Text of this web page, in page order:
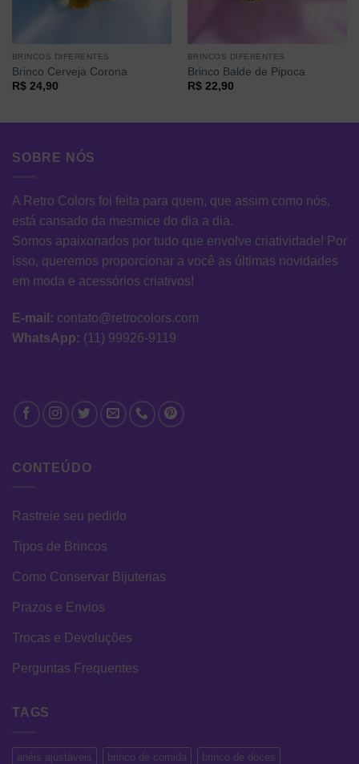
BRINCOS DIFERENTES
Brinco Cerveja Corona
R$24,90
BRINCOS DIFERENTES
Brinco Balde de Pipoca
R$22,90
SOBRE NÓS
A Retro Colors foi feita para quem, que assim como nós,
está cansado da mesmice do dia a dia.
Somos apaixonados por tudo que envolve criatividade! Por
isso, queremos proporcionar a você as últimas novidades
em moda e acessórios criativos!
E-mail: contato@retrocolors.com
WhatsApp: (11) 99926-9119
CONTEÚDO
Rastreie seu pedido
Tipos de Brincos
Como Conservar Bijuterias
Prazos e Envios
Trocas e Devoluções
Perguntas Frequentes
TAGS
anéis ajustáveis brinco de comida brinco de doces